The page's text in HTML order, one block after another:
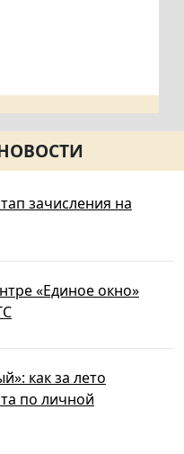
зачисления на
«Единое окно»
как за лето
по личной